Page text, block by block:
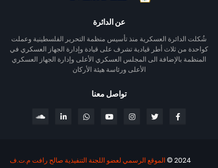
عن الدائرة
شُكلت الدائرة العسكرية منذ تأسيس منظمة التحرير الفلسطينية وعملت
كواحدة من ثلاث أطر قيادية تشرف على قيادة وإدارة الجهاز العسكري في
المنظمة بالإضافة الى المجلس العسكري الأعلى وإدارة الجهاز العسكري
الأعلى ورئاسة هيئة الأركان
تواصل معنا
2024 © الموقع الرسمي لعضو اللجنة التنفيذية صالح رافت م.ت.ف